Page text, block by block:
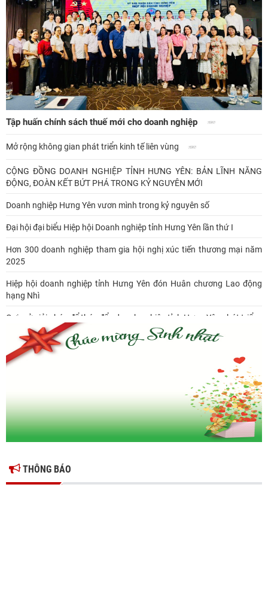
Tập huấn chính sách thuế mới cho doanh nghiệp
Mở rộng không gian phát triển kinh tế liên vùng
CỘNG ĐỒNG DOANH NGHIỆP TỈNH HƯNG YÊN: BẢN LĨNH NĂNG
ĐỘNG, ĐOÀN KẾT BỨT PHÁ TRONG KỶ NGUYÊN MỚI
Doanh nghiệp Hưng Yên vươn mình trong kỷ nguyên số
Đại hội đại biểu Hiệp hội Doanh nghiệp tỉnh Hưng Yên lần thứ I
Hơn 300 doanh nghiệp tham gia hội nghị xúc tiến thương mại năm
2025
Hiệp hội doanh nghiệp tỉnh Hưng Yên đón Huân chương Lao động
hạng Nhì
Gợi mở giải pháp để thúc đẩy doanh nghiệp tỉnh Hưng Yên phát triển
Ông Đỗ Văn Vẻ là Chủ tịch Hiệp hội Doanh nghiệp tỉnh Hưng Yên
Hiệp hội doanh nghiệp tỉnh Hưng Yên: Cập nhật chính sách thuế mới
THÔNG BÁO